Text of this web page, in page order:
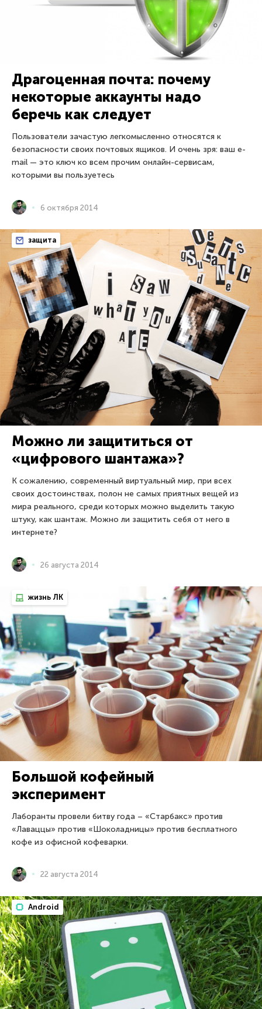
Драгоценная почта: почему
некоторые аккаунты надо
беречь как следует
Пользователи зачастую легкомысленно относятся к
безопасности своих почтовых ящиков. И очень зря: ваш e-
mail — это ключ ко всем прочим онлайн-сервисам,
которыми вы пользуетесь
6 октября 2014
защита
Можно ли защититься от
«цифрового шантажа»?
К сожалению, современный виртуальный мир, при всех
своих достоинствах, полон не самых приятных вещей из
мира реального, среди которых можно выделить такую
штуку, как шантаж. Можно ли защитить себя от него в
интернете?
26 августа 2014
жизнь ЛК
Большой кофейный
эксперимент
Лаборанты провели битву года – «Старбакс» против
«Лаваццы» против «Шоколадницы» против бесплатного
кофе из офисной кофеварки.
22 августа 2014
Android